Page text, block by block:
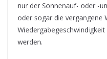
nur der Sonnenauf- oder -
oder sogar die vergangene
werden.